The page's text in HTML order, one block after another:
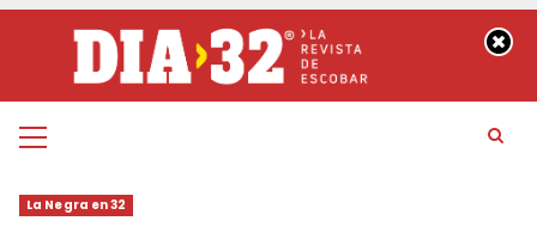
contenido
Menú
La Negra en 32